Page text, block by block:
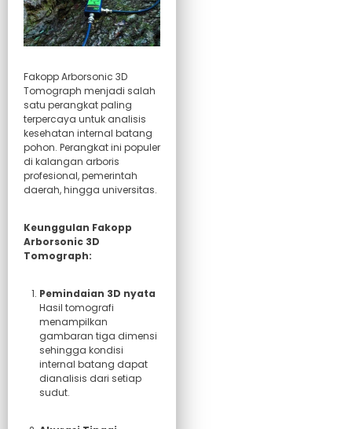
Fakopp Arborsonic 3D
Tomograph menjadi salah
satu perangkat paling
terpercaya untuk analisis
kesehatan internal batang
pohon. Perangkat ini populer
di kalangan arboris
profesional, pemerintah
daerah, hingga universitas.
Keunggulan Fakopp
Arborsonic 3D
Tomograph:
Pemindaian 3D nyata
Hasil tomografi
menampilkan
gambaran tiga dimensi
sehingga kondisi
internal batang dapat
dianalisis dari setiap
sudut.